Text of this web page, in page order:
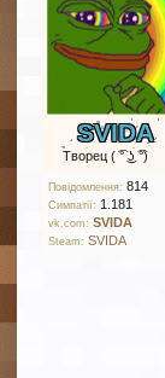
SVIDA
Творец ( ͡° ͜ʖ ͡°)
Повідомлення: 814
Симпатії: 1.181
vk.com: SVIDA
Steam: SVIDA